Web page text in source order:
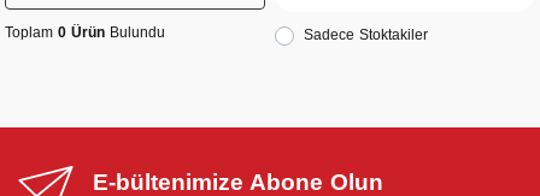
Toplam 0 Ürün Bulundu Sadece Stoktakiler
E-bültenimize Abone Olun